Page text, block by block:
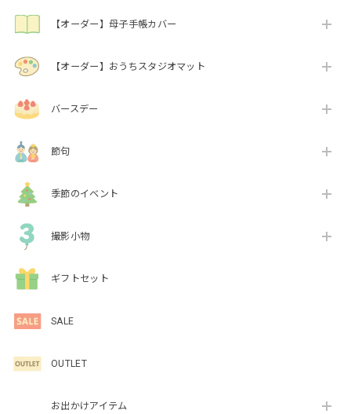
【オーダー】母子手帳カバー
【オーダー】おうちスタジオマット
バースデー
節句
季節のイベント
撮影小物
ギフトセット
SALE
OUTLET
お出かけアイテム